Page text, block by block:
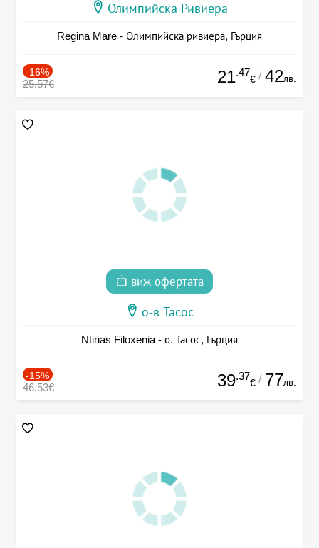
Олимпийска Ривиера
Regina Mare - Олимпийска ривиера, Гърция
-16%
25.57€ 21.47
€ / 42лв.
виж офертата
о-в Тасос
Ntinas Filoxenia - о. Тасос, Гърция
-15%
46.53€ 39.37
€ / 77лв.